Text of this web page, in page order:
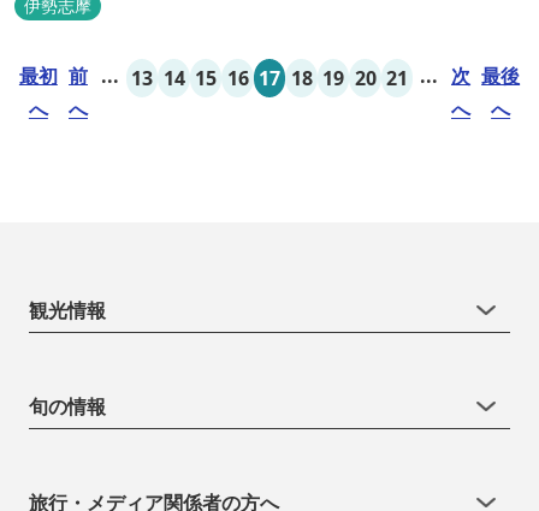
伊勢志摩
最初
へ
前
へ
... 13 14 15 16 17 18 19 20 21 ... 次
へ
最後
へ
観光情報
旬の情報
旅行・メディア関係者の方へ